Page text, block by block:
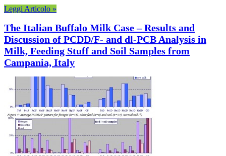
Leggi Articolo »
The Italian Buffalo Milk Case – Results and
Discussion of PCDD/F- and dl-PCB Analysis in
Milk, Feeding Stuff and Soil Samples from
Campania, Italy